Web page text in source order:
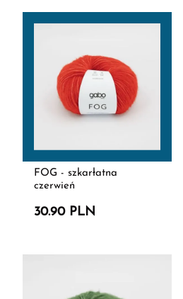
FOG - szkarłatna
czerwień
30.90 PLN